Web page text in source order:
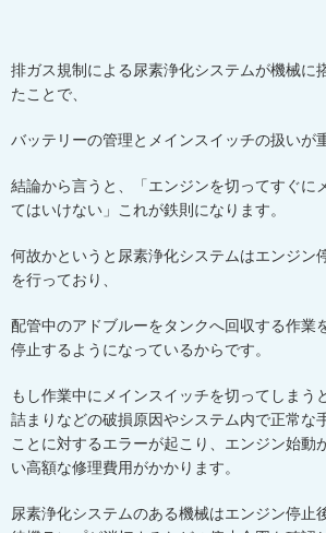
排ガス規制による尿素浄化システムが機械に
たことで、
バッテリーの管理とメインスイッチの扱いが
結論から言うと、「エンジンを切ってすぐに
てはいけない」これが鉄則になります。
何故かというと尿素浄化システムはエンジン
を行っており、
配管中のアドブルーをタンクへ回収する作業
停止するようになっているからです。
もし作業中にメインスイッチを切ってしまう
詰まりなどの破損原因やシステム内で正常な
ことに対するエラーが起こり、エンジン始動
い高額な修理費用がかかります。
尿素浄化システムのある機械はエンジン停止